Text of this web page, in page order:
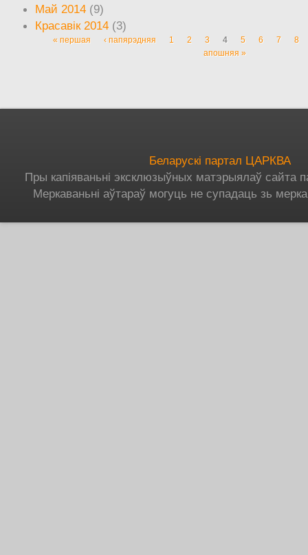
Май 2014 (9)
Красавік 2014 (3)
Старонкі
« першая ‹ папярэдняя 1 2 3 4 5 6 7
8
апошняя »
Беларускі партал ЦАРКВА
Пры капіяваньні эксклюзыўных матэрыялаў сайта
Меркаваньні аўтараў могуць не супадаць зь